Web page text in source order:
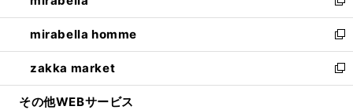
開
く
ウ
で
開
く
ン
ド
ウ
で
開
い
ウ
ィ
ン
ド
ウ
新
し
い
ウ
ィ
ン
mirabella homme
新
し
い
ウ
zakka market
新
し
その他WEBサービス